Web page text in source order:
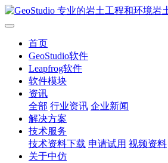
首页
GeoStudio软件
Leapfrog软件
软件模块
资讯
全部 行业资讯 企业新闻
解决方案
技术服务
技术资料下载 申请试用 视频资料
关于中仿